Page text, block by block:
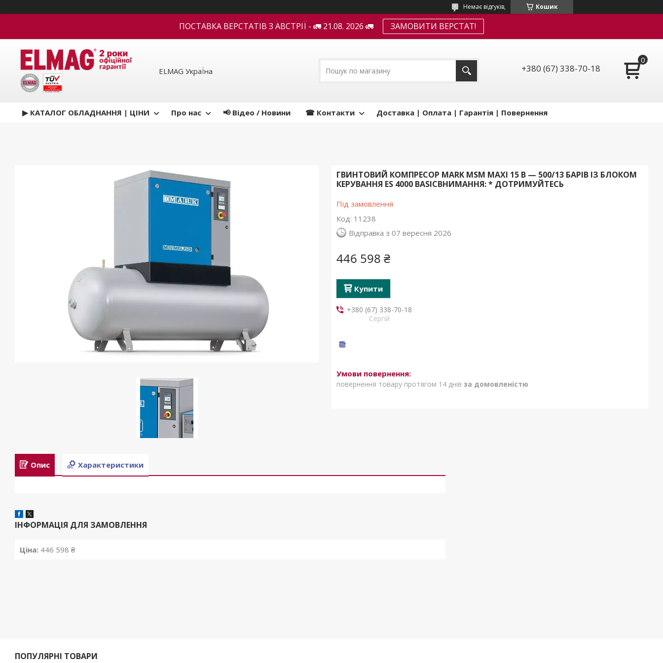
Кошик
Немає відгуків,
ПОСТАВКА ВЕРСТАТІВ З АВСТРІЇ - 🚛 21.08. 2026 🚛 ЗАМОВИТИ ВЕРСТАТ!
ELMAG УкраЇна +380 (67) 338-70-18
▶ КАТАЛОГ ОБЛАДНАННЯ | ЦІНИ Про нас 📢 Відео / Новини ☎ Контакти Доставка | Оплата | Гарантія | Повернення
ГВИНТОВИЙ КОМПРЕСОР MARK MSM MAXI 15 B — 500/13 БАРІВ ІЗ БЛОКОМ
КЕРУВАННЯ ES 4000 BASICВНИМАННЯ: * ДОТРИМУЙТЕСЬ
Під замовлення
Код: 11238
Відправка з 07 вересня 2026
446 598 ₴
Купити
+380 (67) 338-70-18
Сергій
повернення товару протягом 14 днів за домовленістю
Опис Характеристики
ІНФОРМАЦІЯ ДЛЯ ЗАМОВЛЕННЯ
Ціна: 446 598 ₴
ПОПУЛЯРНІ ТОВАРИ